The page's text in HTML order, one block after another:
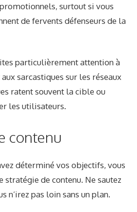
surtout si vous
de fervents défenseurs de la
particulièrement attention à
sarcastiques sur les réseaux
ratent souvent la cible ou
les utilisateurs.
contenu
déterminé vos objectifs, vous
stratégie de contenu. Ne sautez
n’irez pas loin sans un plan.